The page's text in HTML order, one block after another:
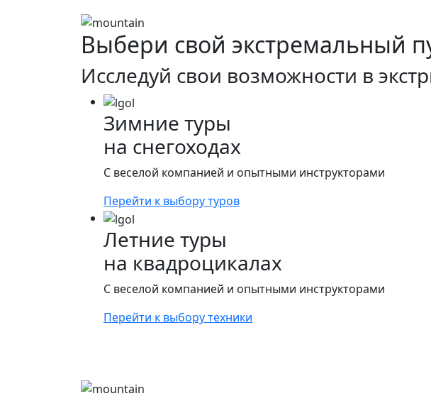
Выбери свой экстремальный
Исследуй свои возможности в
Зимние туры
на снегоходах
С веселой компанией и опытными инструкторами
Перейти к выбору туров
Летние туры
на квадроцикалах
С веселой компанией и опытными инструкторами
Перейти к выбору техники